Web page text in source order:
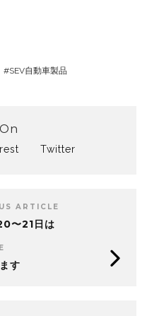
SEV自動車製品
Twitter
ARTICLE
〜21日は
す